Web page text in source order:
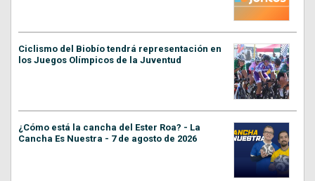
Ciclismo del Biobío tendrá representación en
los Juegos Olímpicos de la Juventud
¿Cómo está la cancha del Ester Roa? - La
Cancha Es Nuestra - 7 de agosto de 2026